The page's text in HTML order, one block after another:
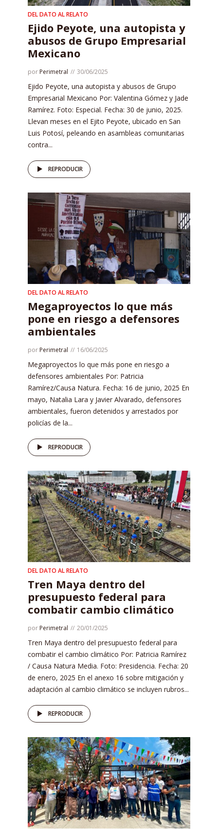
DEL DATO AL RELATO
Ejido Peyote, una autopista y
abusos de Grupo Empresarial
Mexicano
por Perimetral 30/06/2025
Ejido Peyote, una autopista y abusos de Grupo
Empresarial Mexicano Por: Valentina Gómez y Jade
Ramírez. Foto: Especial. Fecha: 30 de junio, 2025.
Llevan meses en el Ejito Peyote, ubicado en San
Luis Potosí, peleando en asambleas comunitarias
contra...
REPRODUCIR
DEL DATO AL RELATO
Megaproyectos lo que más
pone en riesgo a defensores
ambientales
por Perimetral 16/06/2025
Megaproyectos lo que más pone en riesgo a
defensores ambientales Por: Patricia
Ramírez/Causa Natura. Fecha: 16 de junio, 2025 En
mayo, Natalia Lara y Javier Alvarado, defensores
ambientales, fueron detenidos y arrestados por
policías de la...
REPRODUCIR
DEL DATO AL RELATO
Tren Maya dentro del
presupuesto federal para
combatir cambio climático
por Perimetral 20/01/2025
Tren Maya dentro del presupuesto federal para
combatir el cambio climático Por: Patricia Ramírez
/ Causa Natura Media. Foto: Presidencia. Fecha: 20
de enero, 2025 En el anexo 16 sobre mitigación y
adaptación al cambio climático se incluyen rubros...
REPRODUCIR